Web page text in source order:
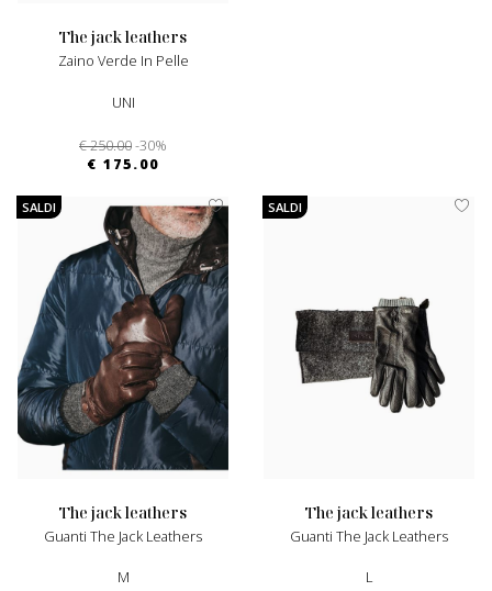
the jack leathers
Zaino Verde In Pelle
UNI
€ 250.00-30%
€ 175.00
SALDI
the jack leathers
Guanti The Jack Leathers
M
SALDI
the jack leathers
Guanti The Jack Leathers
L